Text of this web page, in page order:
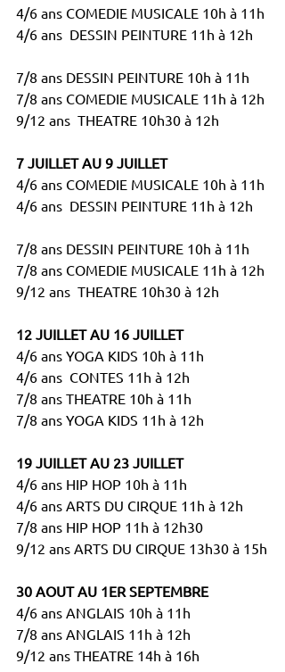
4/6 ans COMEDIE MUSICALE 10h à 11h
4/6 ans  DESSIN PEINTURE 11h à 12h
7/8 ans DESSIN PEINTURE 10h à 11h
7/8 ans COMEDIE MUSICALE 11h à 12h
9/12 ans  THEATRE 10h30 à 12h
7 JUILLET AU 9 JUILLET
4/6 ans COMEDIE MUSICALE 10h à 11h
4/6 ans  DESSIN PEINTURE 11h à 12h
7/8 ans DESSIN PEINTURE 10h à 11h
7/8 ans COMEDIE MUSICALE 11h à 12h
9/12 ans  THEATRE 10h30 à 12h
12 JUILLET AU 16 JUILLET
4/6 ans YOGA KIDS 10h à 11h
4/6 ans  CONTES 11h à 12h
7/8 ans THEATRE 10h à 11h
7/8 ans YOGA KIDS 11h à 12h
19 JUILLET AU 23 JUILLET
4/6 ans HIP HOP 10h à 11h
4/6 ans ARTS DU CIRQUE 11h à 12h
7/8 ans HIP HOP 11h à 12h30
9/12 ans ARTS DU CIRQUE 13h30 à 15h
30 AOUT AU 1ER SEPTEMBRE
4/6 ans ANGLAIS 10h à 11h
7/8 ans ANGLAIS 11h à 12h
9/12 ans THEATRE 14h à 16h